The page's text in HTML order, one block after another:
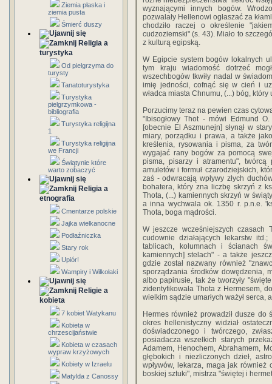
Ziemia płaska i
ziemia pusta
Śmierć duszy
Religia a
turystyka
Od pielgrzyma do
turysty
Tanatoturystyka
Turystyka
pielgrzymkowa -
bibliografia
Turystyka religijna
1
Turystyka religijna
we Francji
Świątynie które
warto zobaczyć
Religia a
etnografia
Cmentarze polskie
Jajka wielkanocne
Podłaźniczka
Stary rok
Upiór!
Wampiry i Wilkołaki
Religie a
kobieta
7 kobiet Watykanu
Kobieta w
chrzescijaństwie
Kobieta w czasach
wypraw krzyżowych
Kobiety w Izraelu
Matylda z Canossy
wyznającymi innych bogów.
pozwalały Hellenowi ogłaszać za
chodziło raczej o określenie
cudzoziemski" (s. 43). Miało to
z kulturą egipską.
W Egipcie system bogów lokalnych
tym kraju wiadomość dotrzeć
wszechbogów tkwiły nadal w
imię jedności, cofnąć się w cień i
władca miasta Chnumu, (...) bóg,
Porzucimy teraz na pewien czas
"Ibisogłowy Thot - mówi Edmund
[obecnie El Aszmunejn] słynął w
miary, porządku i prawa, a także
kreślenia, rysowania i pisma, za
wygajać rany bogów za pomocą
pisma, pisarzy i atramentu",
amuletów i formuł czarodziejskich,
zaś - odwracają wpływy złych
bohatera, który zna liczbę skrzyń z
Thota, (...) kamiennych skrzyń w
a inna wychwala ok. 1350 r. p.n.e.
Thota, boga mądrości.
W jeszcze wcześniejszych czasach
cudownie działających lekarstw
tablicach, kolumnach i ścianach
kamiennych] stelach" - a także
gdzie został nazwany również
sporządzania środków dowędzenia,
albo papirusie, tak że tworzyły
zidentyfikowała Thota z Hermesem,
wielkim sądzie umarłych ważył serca,
Hermes również prowadził dusze do
okres hellenistyczny widział
doświadczonego i twórczego,
posiadacza wszelkich starych
Adamem, Henochem, Abrahamem,
głębokich i niezliczonych dzieł,
wpływów, lekarza, maga jak również
boskiej sztuki", mistrza "świętej i